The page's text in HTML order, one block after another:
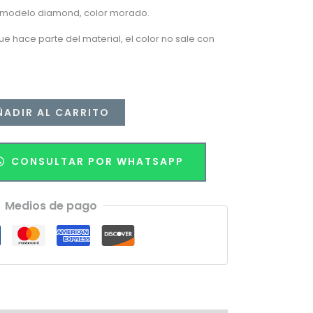
$14.990.
diamond, color morado.
hace parte del material, el color no sale con
AL CARRITO
CONSULTAR POR WHATSAPP
Medios de pago